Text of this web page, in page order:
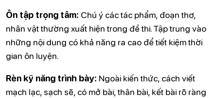
Ôn tập trọng tâm: Chú ý các tác phẩm, đoạn thơ,
nhân vật thường xuất hiện trong đề thi. Tập trung vào
những nội dung có khả năng ra cao để tiết kiệm thời
gian ôn luyện.
Rèn kỹ năng trình bày: Ngoài kiến thức, cách viết
mạch lạc, sạch sẽ, có mở bài, thân bài, kết bài rõ ràng